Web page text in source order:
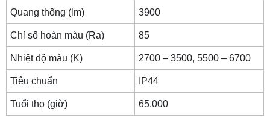
Quang thông (lm) 3900
Chỉ số hoàn màu (Ra) 85
Nhiệt độ màu (K) 2700 – 3500, 5500 – 6700
Tiêu chuẩn IP44
Tuổi thọ (giờ) 65.000